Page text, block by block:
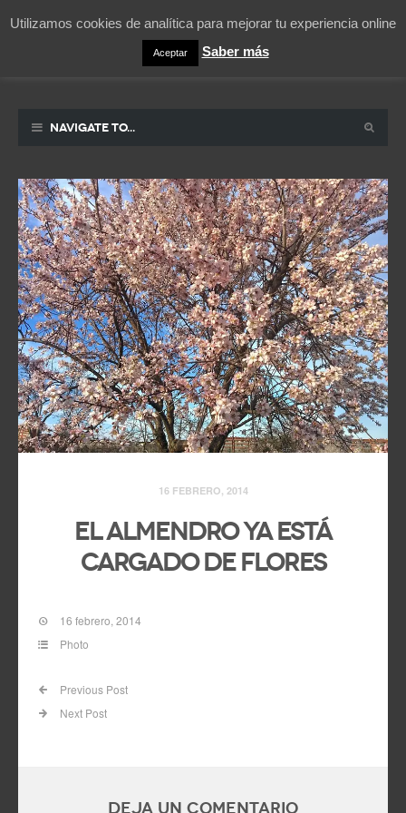
La vida contada en un sueño
Navigate to...
16 FEBRERO, 2014
El almendro ya está
cargado de flores
16 febrero, 2014
Photo
Previous Post
Next Post
Deja un comentario
Utilizamos cookies de analítica para mejorar tu experiencia online
Aceptar Saber más